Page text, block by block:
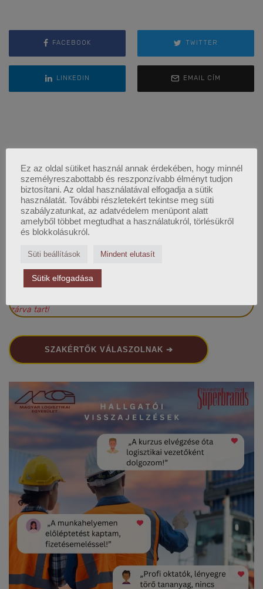
FACEBOOK TWITTER
LINKEDIN EMAIL CÍM
~~~~~~~~~~~~~~~~~~~~~~~
zárva tart!
SZAKÉRTŐK VÁLASZOLNAK ➔
Ez az oldal sütiket használ annak érdekében, hogy minnél
személyreszabottabb és reszponzívabb élményt tudjon
biztosítani. Az oldal használatával elfogadja a sütik
használatát. További részletekért tekintse meg süti
szabályzatunkat, az adatvédelem menüpont alatt
amelyből többet megtudhat a használatukról, törlésükről
és blokkolásukról.
Süti beállítások Mindent elutasít
Sütik elfogadása